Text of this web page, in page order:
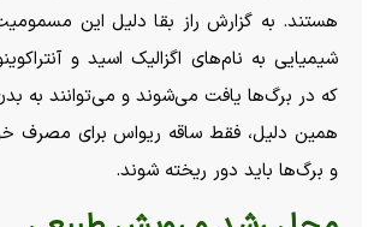
هستند. به گزارش راز بقا دلیل این
شیمیایی به نام‌های اگزالیک اسید و
که در برگ‌ها یافت می‌شوند و می‌توانند به
همین دلیل، فقط ساقه ریواس برای مصرف
و برگ‌ها باید دور ریخته شوند.